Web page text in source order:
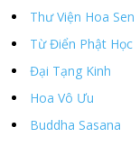
Thư Viện Hoa Sen
Từ Điển Phật Học
Đại Tạng Kinh
Hoa Vô Ưu
Buddha Sasana